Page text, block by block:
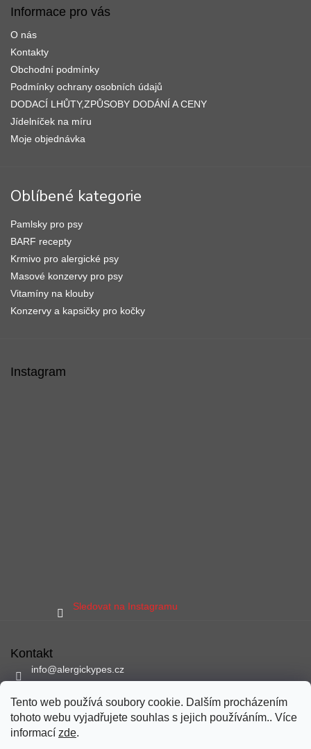
Tento web používá soubory cookie. Dalším procházením
tohoto webu vyjadřujete souhlas s jejich používáním.. Více
informací zde.
Informace pro vás
O nás
Kontakty
Obchodní podmínky
Podmínky ochrany osobních údajů
DODACÍ LHŮTY,ZPŮSOBY DODÁNÍ A CENY
Jídelníček na míru
Moje objednávka
Oblíbené kategorie
Pamlsky pro psy
BARF recepty
Krmivo pro alergické psy
Masové konzervy pro psy
Vitamíny na klouby
Konzervy a kapsičky pro kočky
Instagram
Sledovat na Instagramu
Kontakt
info@alergickypes.cz
Sledujte nás na facebooku
alergickypes